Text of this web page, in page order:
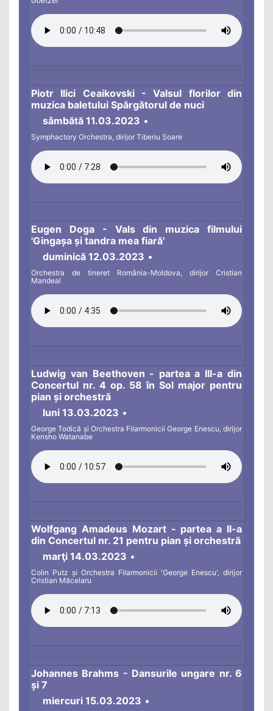
Piotr Ilici Ceaikovski - Valsul florilor din
muzica baletului Spărgătorul de nuci
sâmbătă 11.03.2023 •
Symphactory Orchestra, dirijor Tiberiu Soare
Eugen Doga - Vals din muzica filmului
'Gingașa și tandra mea fiară'
duminică 12.03.2023 •
Orchestra de tineret România-Moldova, dirijor Cristian
Mandeal
Ludwig van Beethoven - partea a III-a din
Concertul nr. 4 op. 58 în Sol major pentru
pian și orchestră
luni 13.03.2023 •
George Todică și Orchestra Filarmonicii George Enescu, dirijor
Kensho Watanabe
Wolfgang Amadeus Mozart - partea a II-a
din Concertul nr. 21 pentru pian și orchestră
marţi 14.03.2023 •
Colin Putz și Orchestra Filarmonicii 'George Enescu', dirijor
Cristian Măcelaru
Johannes Brahms - Dansurile ungare nr. 6
și 7
miercuri 15.03.2023 •